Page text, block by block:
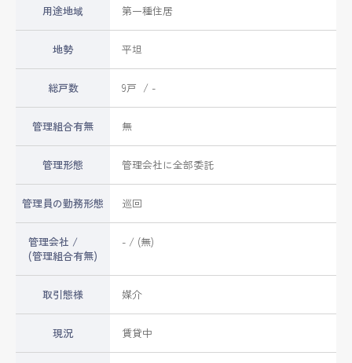
用途地域 第一種住居
地勢 平坦
総戸数 9戸 / -
管理組合有無 無
管理形態 管理会社に全部委託
管理員の勤務形態 巡回
管理会社 /
(管理組合有無)
- / (無)
取引態様 媒介
現況 賃貸中